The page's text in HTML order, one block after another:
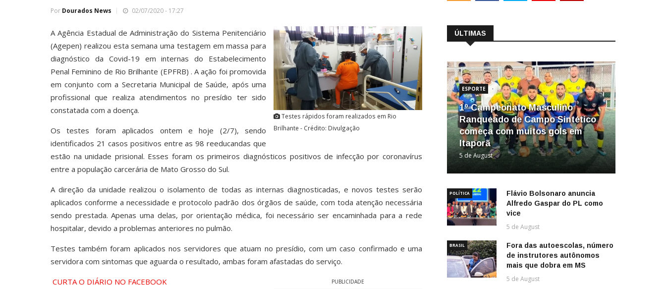
Por Dourados News 02/07/2020 - 17:27
Testes rápidos foram realizados em Rio
Brilhante - Crédito: Divulgação
A Agência Estadual de Administração do Sistema Penitenciário
(Agepen) realizou esta semana uma testagem em massa para
diagnóstico da Covid-19 em internas do Estabelecimento
Penal Feminino de Rio Brilhante (EPFRB) . A ação foi promovida
em conjunto com a Secretaria Municipal de Saúde, após uma
profissional que realiza atendimentos no presídio ter sido
constatada com a doença.
Os testes foram aplicados ontem e hoje (2/7), sendo
identificados 21 casos positivos entre as 98 reeducandas que
estão na unidade prisional. Esses foram os primeiros diagnósticos positivos de infecção por coronavírus
entre a população carcerária de Mato Grosso do Sul.
A direção da unidade realizou o isolamento de todas as internas diagnosticadas, e novos testes serão
aplicados conforme a necessidade e protocolo padrão dos órgãos de saúde, com toda atenção necessária
sendo prestada. Apenas uma delas, por orientação médica, foi necessário ser encaminhada para a rede
hospitalar, devido a problemas anteriores no pulmão.
Testes também foram aplicados nos servidores que atuam no presídio, com um caso confirmado e uma
servidora com sintomas que aguarda o resultado, ambas foram afastadas do serviço.
PUBLICIDADE
CURTA O DIÁRIO NO FACEBOOK
ÚLTIMAS
ESPORTE
1º Campeonato Masculino
Ranqueado de Campo Sintético
começa com muitos gols em
Itaporã
5 de August
POLÍTICA
Flávio Bolsonaro anuncia
Alfredo Gaspar do PL como
vice
5 de August
BRASIL
Fora das autoescolas, número
de instrutores autônomos
mais que dobra em MS
5 de August